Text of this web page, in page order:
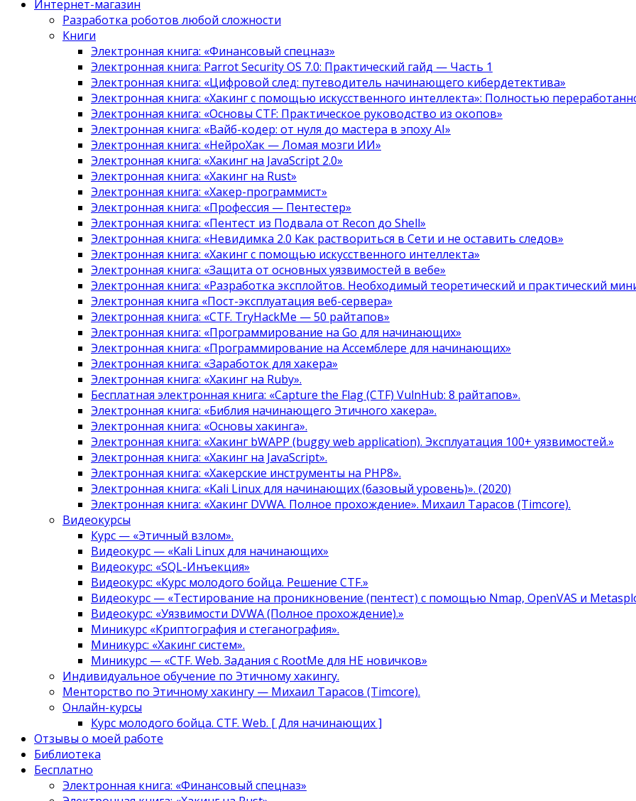
Интернет-магазин
Разработка роботов любой сложности
Книги
Электронная книга: «Финансовый спецназ»
Электронная книга: Parrot Security OS 7.0: Практический гайд — Часть 1
Электронная книга: «Цифровой след: путеводитель начинающего кибердетектива»
Электронная книга: «Хакинг с помощью искусственного интеллекта»: Полностью
Электронная книга: «Основы CTF: Практическое руководство из окопов»
Электронная книга: «Вайб-кодер: от нуля до мастера в эпоху AI»
Электронная книга: «НейроХак — Ломая мозги ИИ»
Электронная книга: «Хакинг на JavaScript 2.0»
Электронная книга: «Хакинг на Rust»
Электронная книга: «Хакер-программист»
Электронная книга: «Профессия — Пентестер»
Электронная книга: «Пентест из Подвала от Recon до Shell»
Электронная книга: «Невидимка 2.0 Как раствориться в Сети и не оставить следов»
Электронная книга: «Хакинг с помощью искусственного интеллекта»
Электронная книга: «Защита от основных уязвимостей в вебе»
Электронная книга: «Разработка эксплойтов. Необходимый теоретический и практический
Электронная книга «Пост-эксплуатация веб-сервера»
Электронная книга: «CTF. TryHackMe — 50 райтапов»
Электронная книга: «Программирование на Go для начинающих»
Электронная книга: «Программирование на Ассемблере для начинающих»
Электронная книга: «Заработок для хакера»
Электронная книга: «Хакинг на Ruby».
Бесплатная электронная книга: «Capture the Flag (CTF) VulnHub: 8 райтапов».
Электронная книга: «Библия начинающего Этичного хакера».
Электронная книга: «Основы хакинга».
Электронная книга: «Хакинг bWAPP (buggy web application). Эксплуатация 100+ уязвимостей.»
Электронная книга: «Хакинг на JavaScript».
Электронная книга: «Хакерские инструменты на PHP8».
Электронная книга: «Kali Linux для начинающих (базовый уровень)». (2020)
Электронная книга: «Хакинг DVWA. Полное прохождение». Михаил Тарасов (Timcore).
Видеокурсы
Курс — «Этичный взлом».
Видеокурс — «Kali Linux для начинающих»
Видеокурс: «SQL-Инъекция»
Видеокурс: «Курс молодого бойца. Решение CTF.»
Видеокурс — «Тестирование на проникновение (пентест) с помощью Nmap, OpenVAS и
Видеокурс: «Уязвимости DVWA (Полное прохождение).»
Миникурс «Криптография и стеганография».
Миникурс: «Хакинг систем».
Миникурс — «CTF. Web. Задания с RootMe для НЕ новичков»
Индивидуальное обучение по Этичному хакингу.
Менторство по Этичному хакингу — Михаил Тарасов (Timcore).
Онлайн-курсы
Курс молодого бойца. CTF. Web. [ Для начинающих ]
Отзывы о моей работе
Библиотека
Бесплатно
Электронная книга: «Финансовый спецназ»